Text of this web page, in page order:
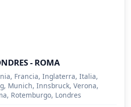
- ROMA
Francia, Inglaterra, Italia,
Munich, Innsbruck, Verona,
Rotemburgo, Londres